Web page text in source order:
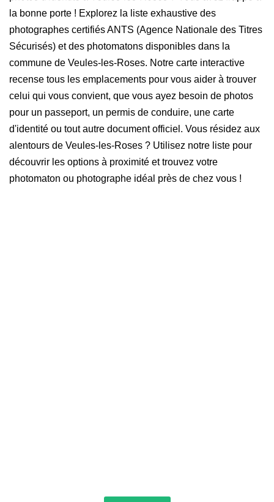
la bonne porte ! Explorez la liste exhaustive des
photographes certifiés ANTS (Agence Nationale des Titres
Sécurisés) et des photomatons disponibles dans la
commune de Veules-les-Roses. Notre carte interactive
recense tous les emplacements pour vous aider à trouver
celui qui vous convient, que vous ayez besoin de photos
pour un passeport, un permis de conduire, une carte
d'identité ou tout autre document officiel. Vous résidez aux
alentours de Veules-les-Roses ? Utilisez notre liste pour
découvrir les options à proximité et trouvez votre
photomaton ou photographe idéal près de chez vous !